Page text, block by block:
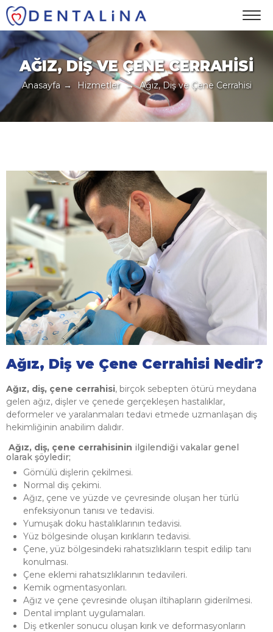
AĞIZ, DIŞ VE ÇENE CERRAHISI
Anasayfa → Hizmetler → Ağız, Diş ve Çene Cerrahisi
Ağız, Diş ve Çene Cerrahisi Nedir?
Ağız, diş, çene cerrahisi, birçok sebepten ötürü meydana
gelen ağız, dişler ve çenede gerçekleşen hastalıklar,
deformeler ve yaralanmaları tedavi etmede uzmanlaşan diş
hekimliğinin anabilim dalıdır.
Ağız, diş, çene cerrahisinin ilgilendiği vakalar genel
olarak şöyledir;
Gömülü dişlerin çekilmesi.
Normal diş çekimi.
Ağız, çene ve yüzde ve çevresinde oluşan her türlü
enfeksiyonun tanısı ve tedavisi.
Yumuşak doku hastalıklarının tedavisi.
Yüz bölgesinde oluşan kırıkların tedavisi.
Çene, yüz bölgesindeki rahatsızlıkların tespit edilip tanı
konulması.
Çene eklemi rahatsızlıklarının tedavileri.
Kemik ogmentasyonları.
Ağız ve çene çevresinde oluşan iltihapların giderilmesi.
Dental implant uygulamaları.
Diş etkenler sonucu oluşan kırık ve deformasyonların